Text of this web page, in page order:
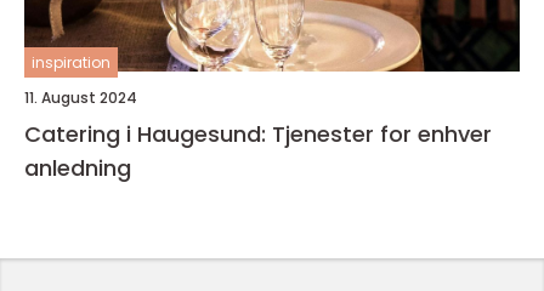
inspiration
11. August 2024
Catering i Haugesund: Tjenester for enhver
anledning